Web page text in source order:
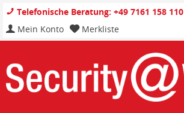
Telefonische Beratung: +49 7161 158 110
Mein Konto Merkliste